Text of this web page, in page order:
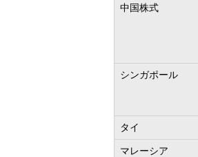
中国株式
シンガポール
タイ
マレーシア